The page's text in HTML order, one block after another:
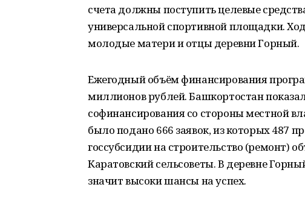
счета должны поступить целевые
универсальной спортивной площадки.
молодые матери и отцы деревни Горный.
Ежегодный объём финансирования
миллионов рублей. Башкортостан
софинансирования со стороны местной
было подано 666 заявок, из которых 487
госсубсидии на строительство (ремонт)
Каратовский сельсоветы. В деревне
значит высоки шансы на успех.